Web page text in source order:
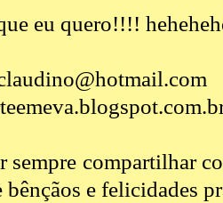
eu quero!!!!
sempre compartilhar
bênçãos e felicidades